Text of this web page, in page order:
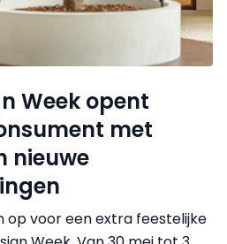
Week opent
met
nieuwe
voor een extra feestelijke